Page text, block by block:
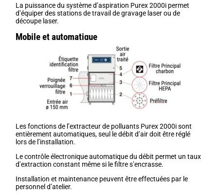
La puissance du système d’aspiration Purex 2000i permet
d’équiper des stations de travail de gravage laser ou de
découpe laser.
Mobile et automatique
Les fonctions de l’extracteur de polluants Purex 2000i sont
entièrement automatiques, seul le débit d’air doit être réglé
lors de l’installation.
Le contrôle électronique automatique du débit permet un taux
d’extraction constant même si le filtre s’encrasse.
Installation et maintenance peuvent être effectuées par le
personnel d’atelier.